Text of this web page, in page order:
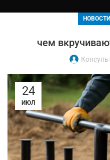
чем
24
ИЮЛ